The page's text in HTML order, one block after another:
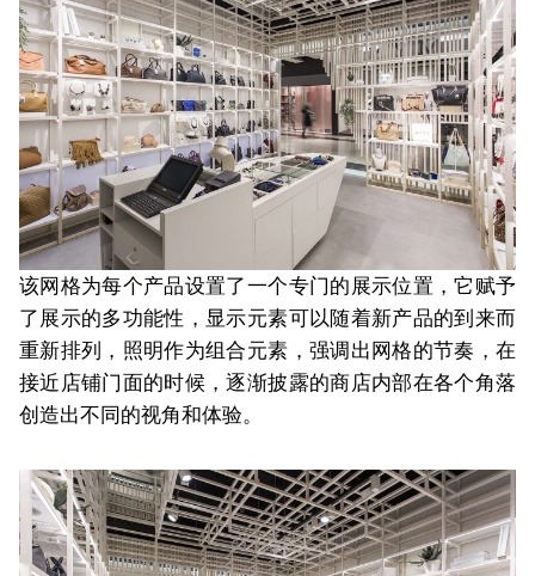
该网格为每个产品设置了一个专门的展示位置，它赋予
了展示的多功能性，显示元素可以随着新产品的到来而
重新排列，照明作为组合元素，强调出网格的节奏，在
接近店铺门面的时候，逐渐披露的商店内部在各个角落
创造出不同的视角和体验。